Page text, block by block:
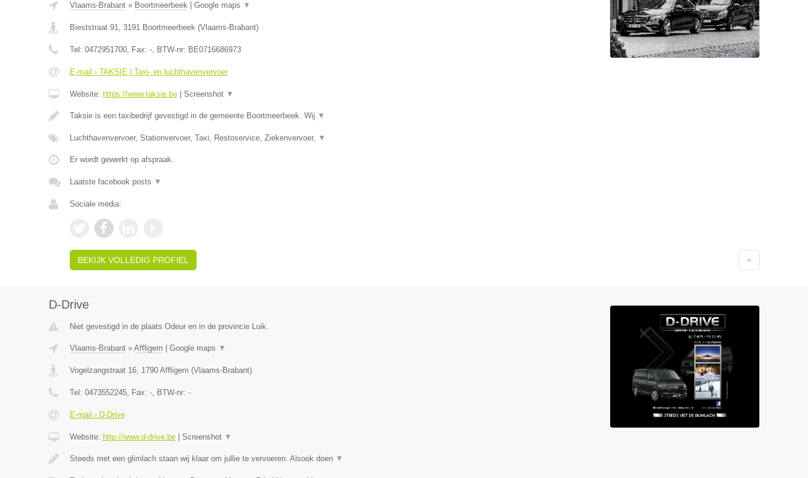
Vlaams-Brabant» Boortmeerbeek| Google maps ▼
Bieststraat 91, 3191 Boortmeerbeek(Vlaams-Brabant)
Tel: 0472951700, Fax: -, BTW-nr: BE0716686973
E-mail › TAKSIE | Taxi- en luchthavenvervoer
Website: https://www.taksie.be| Screenshot ▼
Taksie is een taxibedrijf gevestigd in de gemeente Boortmeerbeek. Wij ▼
Luchthavenvervoer, Stationvervoer, Taxi, Restoservice, Ziekenvervoer, ▼
Er wordt gewerkt op afspraak.
Laatste facebook posts ▼
Sociale media:
BEKIJK VOLLEDIG PROFIEL
D-Drive
Niet gevestigd in de plaats Odeur en in de provincie Luik.
Vlaams-Brabant» Affligem Google maps ▼
Vogelzangstraat 16, 1790 Affligem (Vlaams-Brabant)
Tel: 0473552245, Fax: -, BTW-nr: -
E-mail › D-Drive
Website: http://www.d-drive.be| Screenshot ▼
Steeds met een glimlach staan wij klaar om jullie te vervoeren. Alsook doen ▼